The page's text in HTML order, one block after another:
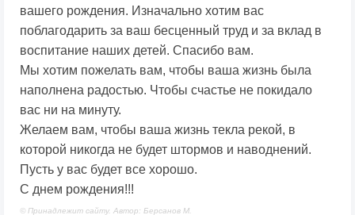
вашего рождения. Изначально хотим вас
поблагодарить за ваш бесценный труд и за вклад в
воспитание наших детей. Спасибо вам.
Мы хотим пожелать вам, чтобы ваша жизнь была
наполнена радостью. Чтобы счастье не покидало
вас ни на минуту.
Желаем вам, чтобы ваша жизнь текла рекой, в
которой никогда не будет штормов и наводнений.
Пусть у вас будет все хорошо.
С днем рождения!!!
© Принадлежит сайту. Автор: Берсанов М.